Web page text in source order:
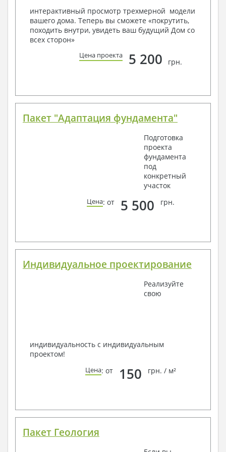
условий, за дополнительную плату.
Получить профессиональную консультацию у
наших специалистов, Вы можете любым
способом связи: закажите обратный звонок,
по viber, e-mail, телефон -
интерактивный просмотр трехмерной модели
вашего дома. Теперь вы сможете «покрутить,
походить внутри, увидеть ваш будущий Дом со
всех сторон»
Цена проекта 5 200 грн.
Пакет "Адаптация фундамента"
Подготовка
проекта
фундамента
под
конкретный
участок
Цена: от 5 500 грн.
Индивидуальное проектирование
Реализуйте
свою
индивидуальность с индивидуальным
проектом!
Цена: от 150 грн. / м²
Пакет Геология